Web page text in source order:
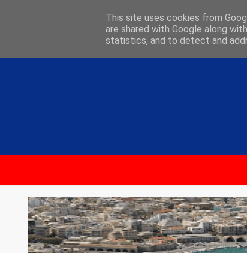
This site uses cookies from
are shared with Google along
statistics, and to detect and